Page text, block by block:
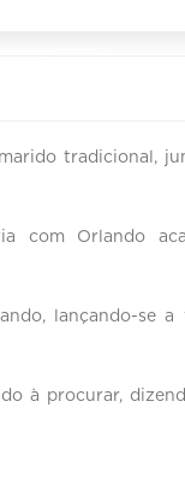
tradicional,
com Orlando
lançando-se
à procurar,